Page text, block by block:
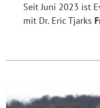
Seit Juni 2023 ist
mit Dr. Eric Tjarks